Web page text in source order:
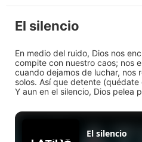
El silencio
En medio del ruido, Dios nos
compite con nuestro caos; nos
cuando dejamos de luchar, nos
solos. Así que detente
Y aun en el silencio, Dios pelea